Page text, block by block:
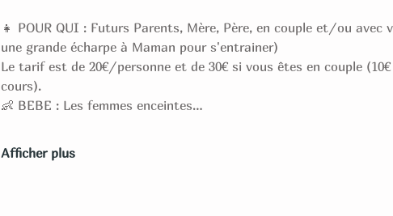
👧 POUR QUI : Futurs Parents, Mère, Père, en couple et/ou
une grande écharpe à Maman pour s'entrainer)
Le tarif est de 20€/personne et de 30€ si vous êtes en couple
cours).
👶 BEBE : Les femmes enceintes…
Afficher plus